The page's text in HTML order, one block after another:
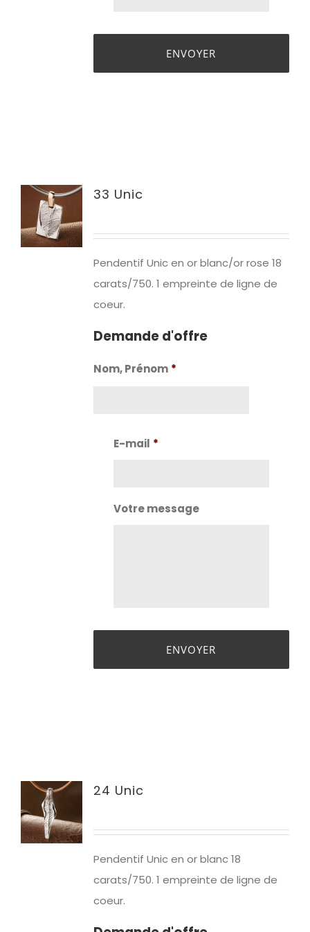
33 Unic
Pendentif Unic en or blanc/or rose 18
carats/750. 1 empreinte de ligne de
coeur.
Demande d'offre
Nom, Prénom *
E-mail *
Votre message
24 Unic
Pendentif Unic en or blanc 18
carats/750. 1 empreinte de ligne de
coeur.